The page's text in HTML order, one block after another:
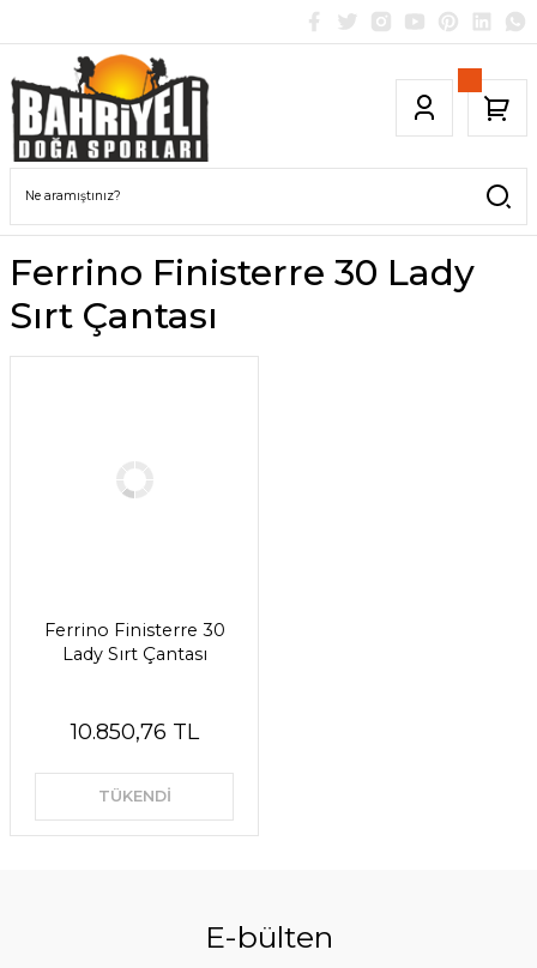
Ferrino Finisterre 30 Lady
Sırt Çantası
Ferrino Finisterre 30
Lady Sırt Çantası
10.850,76 TL
TÜKENDİ
E-bülten